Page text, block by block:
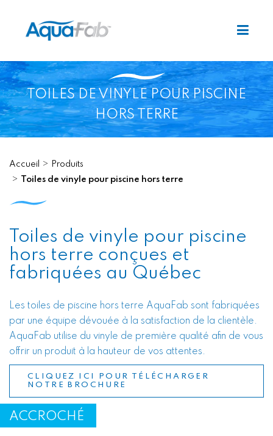
TOILES DE VINYLE POUR PISCINE
HORS TERRE
Accueil
Produits
Toiles de vinyle pour piscine hors terre
Toiles de vinyle pour piscine
hors terre conçues et
fabriquées au Québec
Les toiles de piscine hors terre AquaFab sont fabriquées
par une équipe dévouée à la satisfaction de la clientèle.
AquaFab utilise du vinyle de première qualité afin de vous
offrir un produit à la hauteur de vos attentes.
CLIQUEZ ICI POUR TÉLÉCHARGER
NOTRE BROCHURE
ACCROCHÉ